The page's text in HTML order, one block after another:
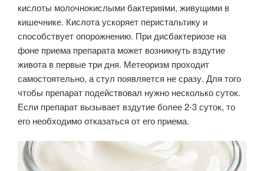
кислоты молочнокислыми бактериями, живущими в
кишечнике. Кислота ускоряет перистальтику и
способствует опорожнению. При дисбактериозе на
фоне приема препарата может возникнуть вздутие
живота в первые три дня. Метеоризм проходит
самостоятельно, а стул появляется не сразу. Для того
чтобы препарат подействовал нужно несколько суток.
Если препарат вызывает вздутие более 2-3 суток, то
его необходимо отказаться от его приема.